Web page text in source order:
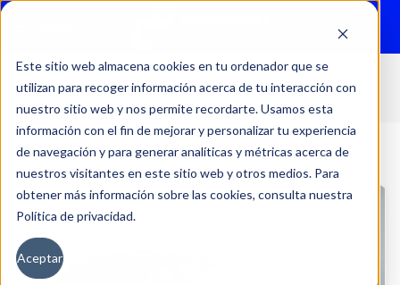
Este sitio web almacena cookies en tu ordenador que se
utilizan para recoger información acerca de tu interacción con
nuestro sitio web y nos permite recordarte. Usamos esta
información con el fin de mejorar y personalizar tu experiencia
de navegación y para generar analíticas y métricas acerca de
nuestros visitantes en este sitio web y otros medios. Para
obtener más información sobre las cookies, consulta nuestra
Política de privacidad.
Aceptar
Inicio Autos